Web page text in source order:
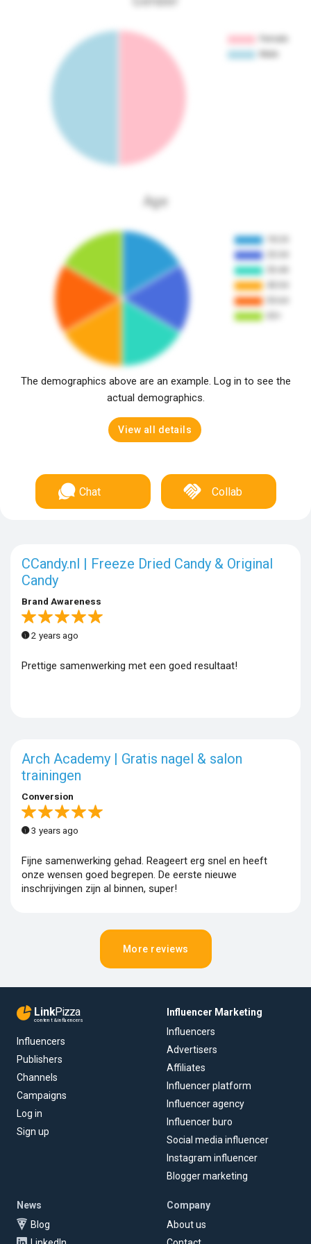
Age
The demographics above are an example. Log in to see the
actual demographics.
View all details
Chat Collab
CCandy.nl | Freeze Dried Candy & Original
Candy
Brand Awareness
2 years ago
Prettige samenwerking met een goed resultaat!
Arch Academy | Gratis nagel & salon
trainingen
Conversion
3 years ago
Fijne samenwerking gehad. Reageert erg snel en heeft
onze wensen goed begrepen. De eerste nieuwe
inschrijvingen zijn al binnen, super!
More reviews
LinkPizza
content & influencers
Influencers
Publishers
Channels
Campaigns
Log in
Sign up
Influencer Marketing
Influencers
Advertisers
Affiliates
Influencer platform
Influencer agency
Influencer buro
Social media influencer
Instagram influencer
Blogger marketing
News
Blog
Company
About us